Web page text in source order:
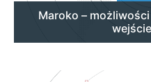
Maroko –